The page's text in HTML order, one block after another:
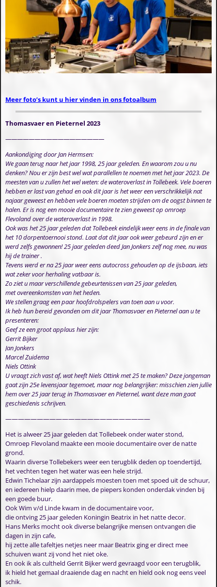
Meer foto’s kunt u hier vinden in ons fotoalbum
Thomasvaer en Pieternel 2023
—————————————————
Aankondiging door Jan Hermsen:
We gaan terug naar het jaar 1998, 25 jaar geleden. En waarom zou u nu
denken? Nou er zijn best wel wat parallellen te noemen met het jaar 2023. De
meesten van u zullen het wel weten: de wateroverlast in Tollebeek. Vele boeren
hebben er last van gehad en ook dit jaar is het weer een verschrikkelijk nat
najaar geweest en hebben vele boeren moeten strijden om de oogst binnen te
halen. Er is nog een mooie documentaire te zien geweest op omroep
Flevoland over de wateroverlast in 1998.
Ook was het 25 jaar geleden dat Tollebeek eindelijk weer eens in de finale van
het 10 dorpentoernooi stond. Laat dat dit jaar ook weer gebeurd zijn en er
werd zelfs gewonnen! 25 jaar geleden deed Jan Jonkers zelf nog mee, nu was
hij de trainer .
Tevens werd er na 25 jaar weer eens autocross gehouden op de ijsbaan, iets
wat zeker voor herhaling vatbaar is.
Zo ziet u maar verschillende gebeurtenissen van 25 jaar geleden,
met overeenkomsten van het heden.
We stellen graag een paar hoofdrolspelers van toen aan u voor.
Ik heb hun bereid gevonden om dit jaar Thomasvaer en Pieternel aan u te
presenteren:
Geef ze een groot applaus hier zijn:
Gerrit Bijker
Jan Jonkers
Marcel Zuidema
Niels Ottink
U vraagt zich vast af, wat heeft Niels Ottink met 25 te maken? Deze jongeman
gaat zijn 25e levensjaar tegemoet, maar nog belangrijker: misschien zien jullie
hem over 25 jaar terug in Thomasvaer en Pieternel, want deze man gaat
geschiedenis schrijven.
———————————————————————
Het is alweer 25 jaar geleden dat Tollebeek onder water stond,
Omroep Flevoland maakte een mooie documentaire over de natte
grond.
Waarin diverse Tollebekers weer een terugblik deden op toendertijd,
het vechten tegen het water was een hele strijd.
Edwin Tichelaar zijn aardappels moesten toen met spoed uit de schuur,
en iedereen hielp daarin mee, de piepers konden onderdak vinden bij
een goede buur.
Ook Wim v/d Linde kwam in de documentaire voor,
die ontving 25 jaar geleden Koningin Beatrix in het natte decor.
Hans Merks mocht ook diverse belangrijke mensen ontvangen die
dagen in zijn cafe,
hij zette alle tafeltjes netjes neer maar Beatrix ging er direct mee
schuiven want zij vond het niet oke.
En ook ik als cultheld Gerrit Bijker werd gevraagd voor een terugblik,
ik hield het gemaal draaiende dag en nacht en hield ook nog eens veel
schik.